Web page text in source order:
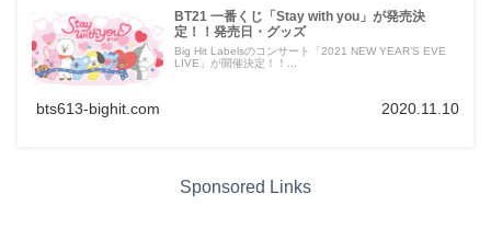
BT21 一番くじ「Stay with you」が発売決
定！！発売日・グッズ
Big Hit Labelsのコンサート「2021 NEW YEAR’S EVE
LIVE」が開催決定！！...
bts613-bighit.com 2020.11.10
Sponsored Links